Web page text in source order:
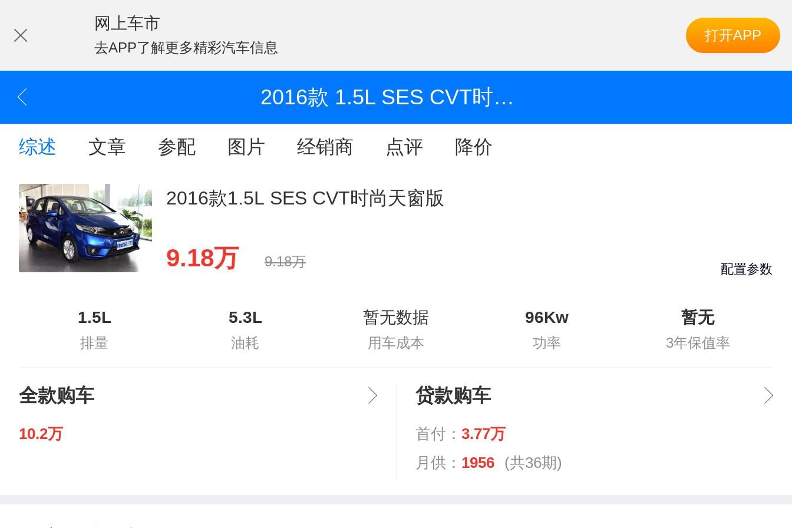
网上车市
去APP了解更多精彩汽车信息
打开APP
2016款 1.5L SES CVT时尚天窗版
综述 文章 参配 图片 经销商 点评 降价
2016款1.5L SES CVT时尚天窗版
9.18万 9.18万 配置参数
1.5L
排量
5.3L
油耗
暂无数据
用车成本
96Kw
功率
暂无
3年保值率
全款购车
10.2万
贷款购车
首付： 3.77万
月供： 1956 (共36期)